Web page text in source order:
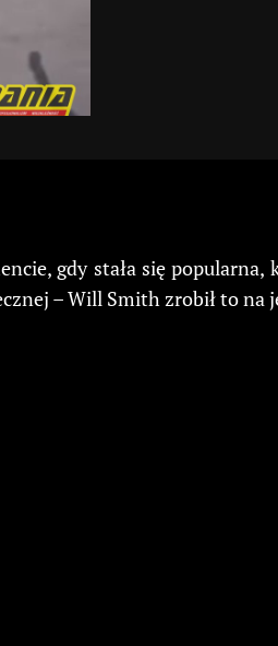
gdy stała się popularna,
– Will Smith zrobił to na